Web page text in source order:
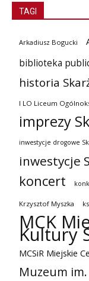
TAGI
Arkadiusz Bogucki
biblioteka
historia
I LO Liceum
imprezy
inwestycje drogowe
inwestycje
koncert
Krzysztof Myszka
MCK
Kultury
MCSiR Miejskie
Muzeum im.